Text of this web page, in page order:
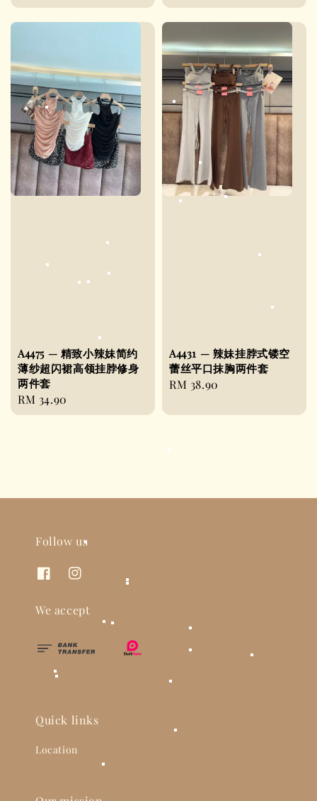
price
A4475 — 精致小辣妹简约
薄纱超闪裙高领挂脖修身
两件套
Regular
price
RM 34.90
A4431 — 辣妹挂脖式镂空
蕾丝平口抹胸两件套
Regular
RM 38.90
Follow us
We accept
Quick links
Location